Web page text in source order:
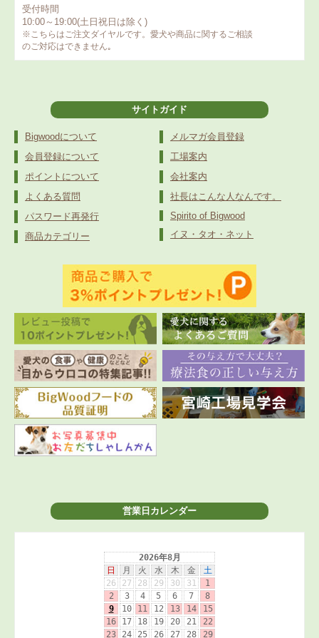
受付時間
10:00～19:00(土日祝日は除く)
※こちらはご注文ダイヤルです。愛犬や商品に関するご相談
のご対応はできません｡
サイトガイド
Bigwoodについて
会員登録について
ポイントについて
よくある質問
パスワード再発行
商品カテゴリー
メルマガ会員登録
工場案内
会社案内
社長はこんな人なんです。
Spirito of Bigwood
イヌ・タオ・ネット
営業日カレンダー